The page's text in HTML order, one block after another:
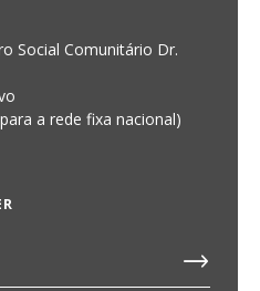
Social Comunitário Dr.
a rede fixa nacional)